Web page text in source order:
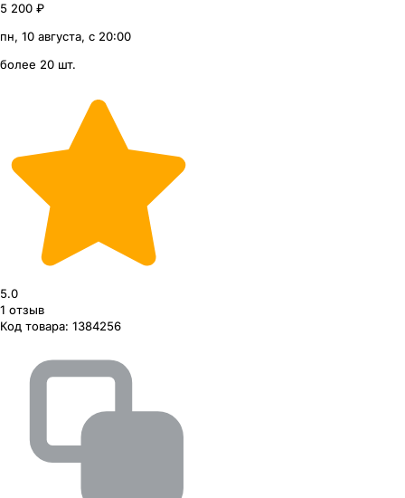
5 200 ₽
пн, 10 августа, с 20:00
более 20 шт.
5.0
1 отзыв
Код товара: 1384256